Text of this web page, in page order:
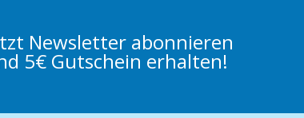
Newsletter abonnieren
5€ Gutschein erhalten!